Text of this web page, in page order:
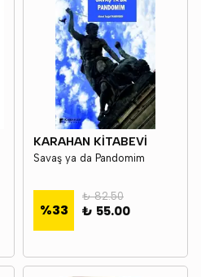
KARAHAN KİTABEVİ
Savaş ya da Pandomim
%33
₺ 82.50
₺ 55.00